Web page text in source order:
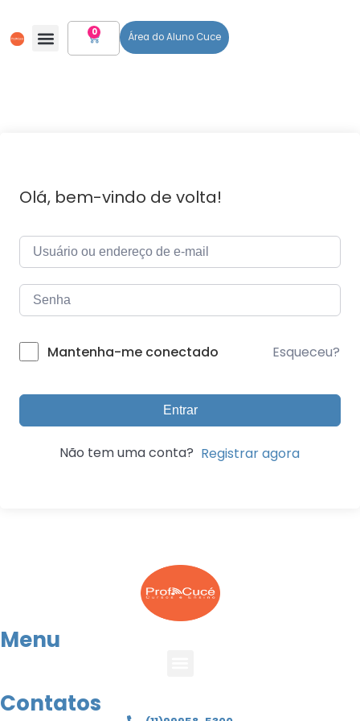
0 Área do Aluno Cuce
Olá, bem-vindo de volta!
Mantenha-me conectado Esqueceu?
Entrar
Não tem uma conta? Registrar agora
Menu
Contatos